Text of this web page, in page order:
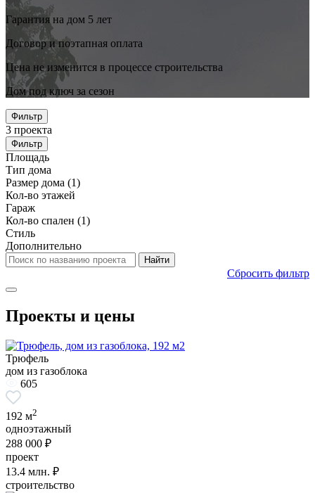
Гарантия на дом 5 лет
Договор и поэтапная оплата
Цена не изменится в процессе строительства
Дом под ключ за сезон
Фильтр
3 проекта
Фильтр
Площадь
Тип дома
Размер дома (1)
Кол-во этажей
Гараж
Кол-во спален (1)
Стиль
Дополнительно
Сбросить фильтр
Проекты и цены
Трюфель
дом из газоблока
605
192 м2
одноэтажный
288 000 ₽
проект
13.4 млн. ₽
строительство